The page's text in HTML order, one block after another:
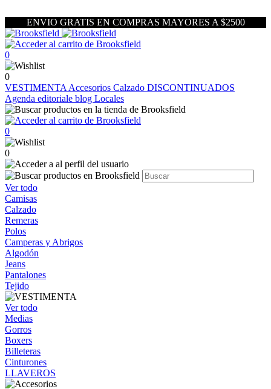
ENVIO GRATIS EN COMPRAS MAYORES A $2500
0
0
VESTIMENTA Accesorios Calzado DISCONTINUADOS
Agenda editoriale blog Locales
0
0
Ver todo
Camisas
Calzado
Remeras
Polos
Camperas y Abrigos
Algodón
Jeans
Pantalones
Tejido
Ver todo
Medias
Gorros
Boxers
Billeteras
Cinturones
LLAVEROS